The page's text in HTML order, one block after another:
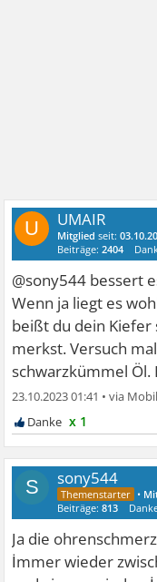
U UMAIR
Mitglied seit:
Beiträge:2404
@sony544 bessert
Wenn ja liegt es
beißt du dein Kiefer
merkst. Versuch
schwarzkümmel Öl.
23.10.2023 01:41 •
x 1
S sony544
•
Beiträge:813
Ja die
İmmer wieder